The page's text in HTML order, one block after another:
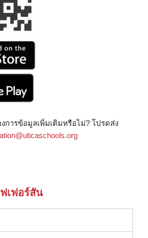
การข้อมูลเพิ่มเติมหรือไม่? โปรดส่ง
เฟอร์สัน